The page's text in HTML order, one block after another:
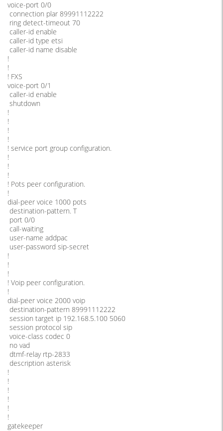
voice-port 0/0
connection plar 89991112222
ring detect-timeout 70
caller-id enable
caller-id type etsi
caller-id name disable
!
!
! FXS
voice-port 0/1
caller-id enable
shutdown
!
!
!
!
! service port group configuration.
!
!
!
! Pots peer configuration.
!
dial-peer voice 1000 pots
destination-pattern. T
port 0/0
call-waiting
user-name addpac
user-password sip-secret
!
!
!
! Voip peer configuration.
!
dial-peer voice 2000 voip
destination-pattern 89991112222
session target ip 192.168.5.100 5060
session protocol sip
voice-class codec 0
no vad
dtmf-relay rtp-2833
description asterisk
!
!
!
!
!
!
gatekeeper